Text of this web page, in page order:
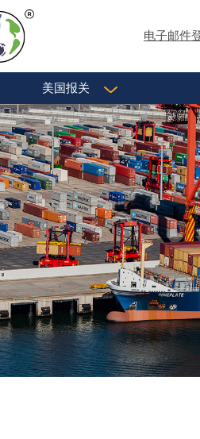
电子邮件
美国报关